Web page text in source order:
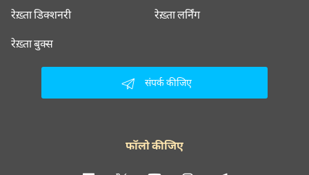
रेख़्ता डिक्शनरी रेख़्ता लर्निंग
रेख़्ता बुक्स
संपर्क कीजिए
फॉलो कीजिए